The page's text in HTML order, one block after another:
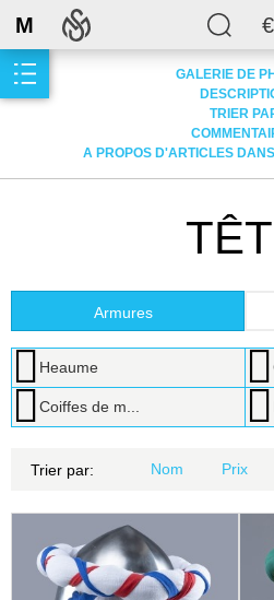
€
M
GALERIE DE
TRIER
A PROPOS D'ARTICLES
Armures
Heaume
Coiffes de m...
Trier par: Nom Prix